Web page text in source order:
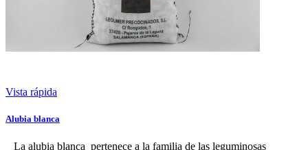
Vista rápida
Alubia blanca
La alubia blanca pertenece a la familia de las leguminosas